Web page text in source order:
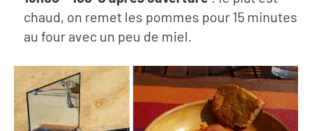
chaud, on remet les pommes pour 15 minutes
au four avec un peu de miel.